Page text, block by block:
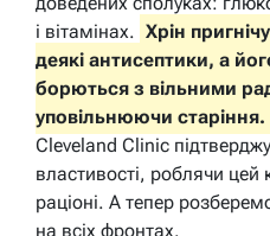
і вітамінах. Хрін
деякі антисептики, а
борються з вільними
уповільнюючи старіння.
Cleveland Clinic
властивості, роблячи цей
раціоні. А тепер
на всіх фронтах.